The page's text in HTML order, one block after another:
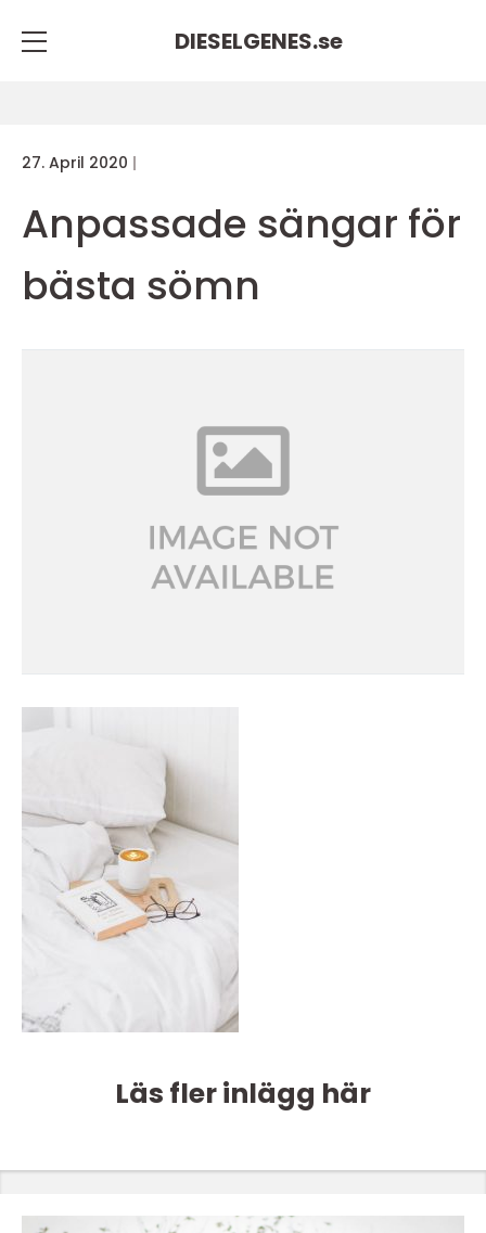
DIESELGENES.se
27. April 2020
Anpassade sängar för
bästa sömn
Läs fler inlägg här